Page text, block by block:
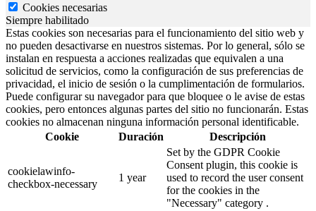
Cookies necesarias
Siempre habilitado
Estas cookies son necesarias para el funcionamiento del sitio web y
no pueden desactivarse en nuestros sistemas. Por lo general, sólo se
instalan en respuesta a acciones realizadas que equivalen a una
solicitud de servicios, como la configuración de sus preferencias de
privacidad, el inicio de sesión o la cumplimentación de formularios.
Puede configurar su navegador para que bloquee o le avise de estas
cookies, pero entonces algunas partes del sitio no funcionarán. Estas
cookies no almacenan ninguna información personal identificable.
Cookie
Duración Descripción
cookielawinfo-
checkbox-necessary
1 year
Set by the GDPR Cookie
Consent plugin, this cookie is
used to record the user consent
for the cookies in the
"Necessary" category .